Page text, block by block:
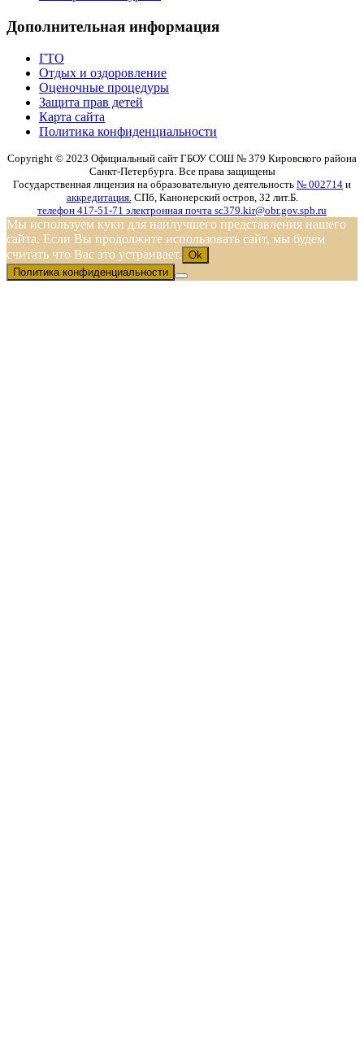
Дополнительная информация
ГТО
Отдых и оздоровление
Оценочные процедуры
Защита прав детей
Карта сайта
Политика конфиденциальности
Copyright © 2023 Официальный сайт ГБОУ СОШ № 379 Кировского района
Санкт-Петербурга. Все права защищены
Государственная лицензия на образовательную деятельность № 002714 и
аккредитация. СПб, Канонерский остров, 32 лит.Б.
телефон 417-51-71 электронная почта sc379.kir@obr.gov.spb.ru
Мы используем куки для наилучшего представления нашего
сайта. Если Вы продолжите использовать сайт, мы будем
считать что Вас это устраивает. Ok
Политика конфиденциальности